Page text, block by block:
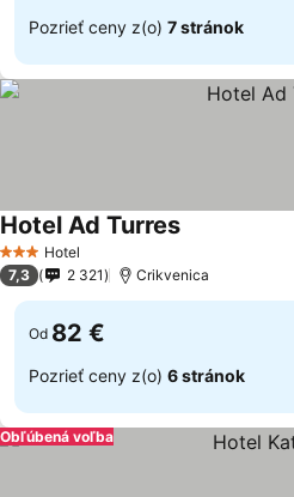
Pozrieť ceny z(o) 7 stránok
3 Počet hviezdičiek
Hotel
Hotel Ad TurresZobraziť ceny
7,3 2 321 Crikvenica
Od 82 €
Pozrieť ceny z(o) 6 stránok
Obľúbená voľba